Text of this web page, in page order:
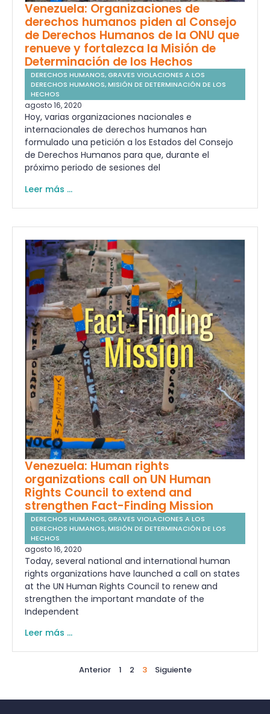
Venezuela: Organizaciones de
derechos humanos piden al Consejo
de Derechos Humanos de la ONU que
renueve y fortalezca la Misión de
Determinación de los Hechos
DERECHOS HUMANOS,GRAVES VIOLACIONES A LOS
DERECHOS HUMANOS,MISIÓN DE DETERMINACIÓN DE LOS
HECHOS
agosto 16, 2020
Hoy, varias organizaciones nacionales e
internacionales de derechos humanos han
formulado una petición a los Estados del Consejo
de Derechos Humanos para que, durante el
próximo periodo de sesiones del
Leer más ...
Venezuela: Human rights
organizations call on UN Human
Rights Council to extend and
strengthen Fact-Finding Mission
DERECHOS HUMANOS,GRAVES VIOLACIONES A LOS
DERECHOS HUMANOS,MISIÓN DE DETERMINACIÓN DE LOS
HECHOS
agosto 16, 2020
Today, several national and international human
rights organizations have launched a call on states
at the UN Human Rights Council to renew and
strengthen the important mandate of the
Independent
Leer más ...
Anterior 1 2 3 Siguiente